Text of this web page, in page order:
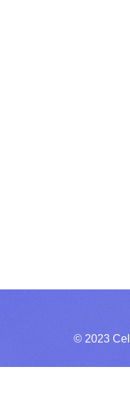
© 2023